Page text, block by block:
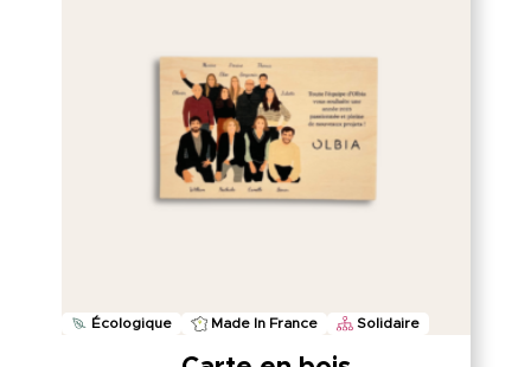
Écologique Made In France Solidaire